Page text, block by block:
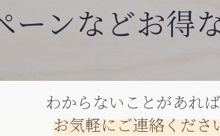
わからないことがあれば
お気軽にご連絡くださ
ーンなどお得